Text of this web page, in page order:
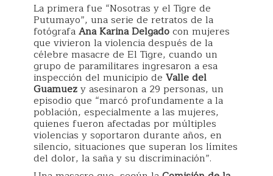
La primera fue “Nosotras y el Tigre de
Putumayo”, una serie de retratos de la
fotógrafaAna Karina Delgadocon mujeres
que vivieron la violencia después de la
célebre masacre de El Tigre, cuando un
grupo de paramilitares ingresaron a esa
inspección del municipio de Valle del
Guamuezy asesinaron a 29 personas, un
episodio que “marcó profundamente a la
población, especialmente a las mujeres,
quienes fueron afectadas por múltiples
violencias y soportaron durante años, en
silencio, situaciones que superan los límites
del dolor, la saña y su discriminación”.